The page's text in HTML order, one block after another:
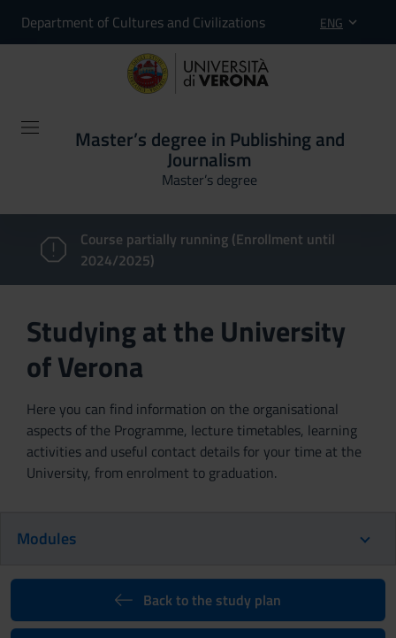
Department of Cultures and Civilizations ENG
Master’s degree in Publishing and
Journalism
Master’s degree
Course partially running (Enrollment until
2024/2025)
Studying at the University
of Verona
Here you can find information on the organisational
aspects of the Programme, lecture timetables, learning
activities and useful contact details for your time at the
University, from enrolment to graduation.
Modules
Back to the study plan